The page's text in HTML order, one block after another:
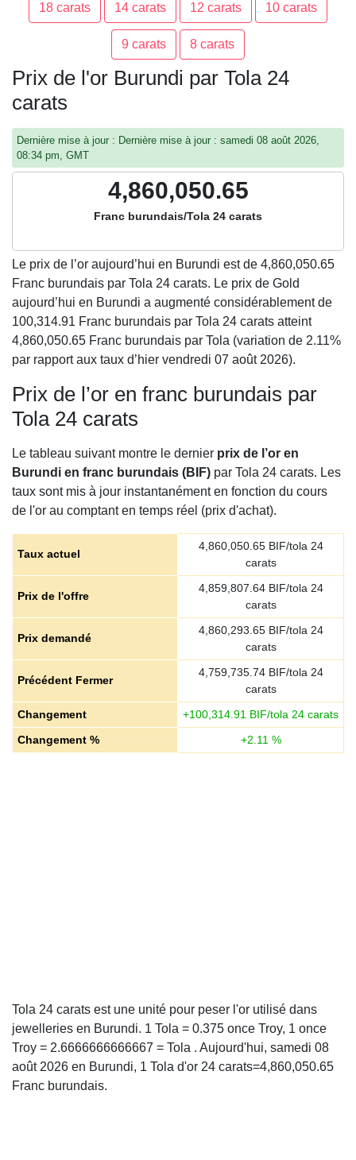
18 carats 14 carats 12 carats 10 carats
9 carats 8 carats
Prix de l'or Burundi par Tola 24
carats
Dernière mise à jour : Dernière mise à jour : samedi 08 août 2026,
08:34 pm, GMT
4,860,050.65
Franc burundais/Tola 24 carats
Le prix de l’or aujourd’hui en Burundi est de 4,860,050.65
Franc burundais par Tola 24 carats. Le prix de Gold
aujourd’hui en Burundi a augmenté considérablement de
100,314.91 Franc burundais par Tola 24 carats atteint
4,860,050.65 Franc burundais par Tola (variation de 2.11%
par rapport aux taux d’hier vendredi 07 août 2026).
Prix de l’or en franc burundais par
Tola 24 carats
Le tableau suivant montre le dernier prix de l’or en
Burundi en franc burundais (BIF) par Tola 24 carats. Les
taux sont mis à jour instantanément en fonction du cours
de l'or au comptant en temps réel (prix d'achat).
Taux actuel
4,860,050.65BIF/tola 24
carats
Prix de l'offre
4,859,807.64BIF/tola 24
carats
Prix demandé
4,860,293.65BIF/tola 24
carats
Précédent Fermer
4,759,735.74BIF/tola 24
carats
Changement
+100,314.91 BIF/tola 24 carats
Changement %
+2.11 %
Tola 24 carats est une unité pour peser l'or utilisé dans
jewelleries en Burundi. 1 Tola = 0.375 once Troy, 1 once
Troy = 2.6666666666667 = Tola . Aujourd'hui, samedi 08
août 2026 en Burundi, 1 Tola d'or 24 carats=4,860,050.65
Franc burundais.